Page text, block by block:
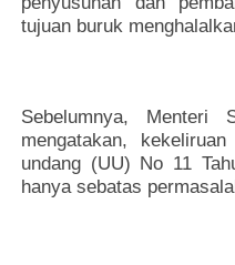
tujuan buruk
Sebelumnya, Menteri
mengatakan,
undang (UU) No 11
hanya sebatas